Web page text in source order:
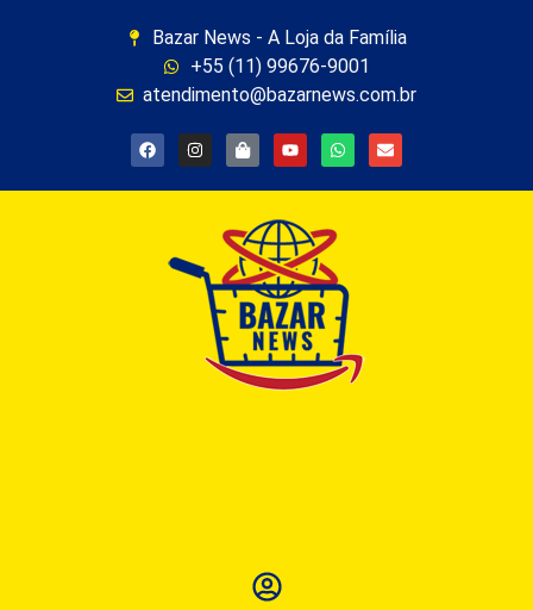
Bazar News - A Loja da Família
+55 (11) 99676-9001
atendimento@bazarnews.com.br